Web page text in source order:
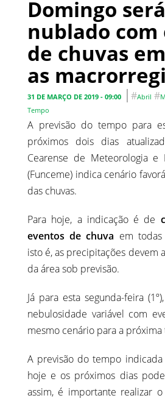
Domingo
nublado com
de chuvas
as
31 DE MARÇO DE 2019 - 09:00 #Abril #
Tempo
A previsão do tempo para
próximos dois dias
Cearense de Meteorologia e
(Funceme) indica cenário
das chuvas.
Para hoje, a indicação é de
eventos de chuva em todas
isto é, as precipitações devem
da área sob previsão.
Já para esta segunda-feira
nebulosidade variável com
mesmo cenário para a próxima
A previsão do tempo
hoje e os próximos dias
assim, é importante realizar